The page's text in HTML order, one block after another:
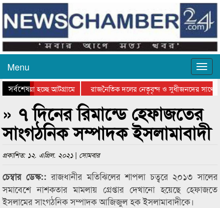
Menu
সর্বশেষ
যাওয়া হচ্ছে আটগ্রামে
রাজনৈতিক দলের নেতৃবৃন্দ ও সুধীজনদের সাথে
পুরস্কার বিতরণ সম্পন্ন
» ৭ দিনের রিমান্ডে হেফাজতের
সাংগঠনিক সম্পাদক ইসলামাবাদী
প্রকাশিত: ১২. এপ্রিল. ২০২১ | সোমবার
চেম্বার ডেস্ক::রাজধানীর মতিঝিলের শাপলা চত্বরে ২০১৩ সালের
সমাবেশে নাশকতার মামলায় গ্রেপ্তার দেখানো হয়েছে হেফাজতে
ইসলামের সাংগঠনিক সম্পাদক আজিজুল হক ইসলামাবাদীকে।